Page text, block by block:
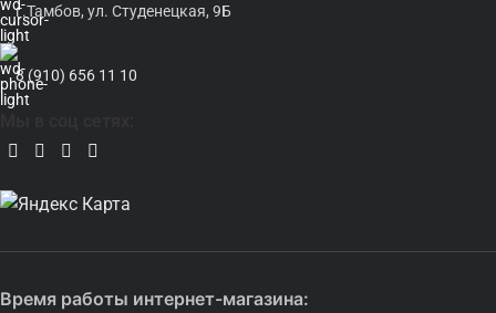
г.Тамбов, ул. Студенецкая, 9Б
8 (910) 656 11 10
Время работы интернет-магазина: